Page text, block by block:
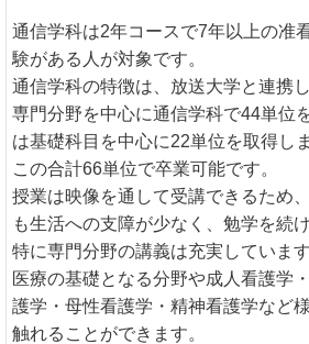
通信学科は2年コースで7年以上の准
験がある人が対象です。
通信学科の特徴は、放送大学と連携
専門分野を中心に通信学科で44単位
は基礎科目を中心に22単位を取得しま
この合計66単位で卒業可能です。
授業は映像を通して受講できるため
も生活への支障が少なく、勉学を続
特に専門分野の講義は充実しています
医療の基礎となる分野や成人看護学
護学・母性看護学・精神看護学など
触れることができます。